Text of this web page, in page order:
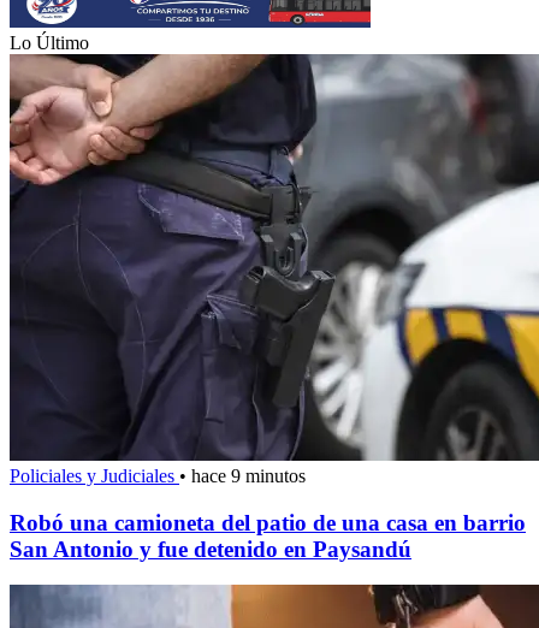
Lo Último
Policiales y Judiciales • hace 9 minutos
Robó una camioneta del patio de una casa en barrio
San Antonio y fue detenido en Paysandú